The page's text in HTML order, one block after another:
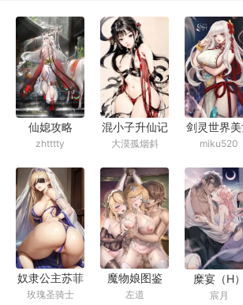
仙媳攻略
zhtttty
混小子升仙记
大漠孤烟斜
剑灵世界
淫堕
miku520
奴隶公主苏菲
娅
玫瑰圣骑士
魔物娘图鉴
左道
糜宴（H）
宸月